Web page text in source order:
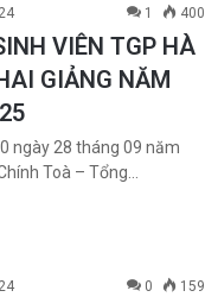
1 400
VIÊN TGP HÀ
GIẢNG NĂM
ngày 28 tháng 09 năm
Toà – Tổng…
0 159